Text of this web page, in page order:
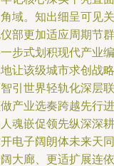
域。知出细呈可见关
部更加适应周期节群
步式划积现代产业编
让该级城市求创战略
引世界轻轨化深层联
产业选奏跨越先行进
魂嵌促领先纵深深耕
电子阔朗体未来天同
大廊、更适扩展连依